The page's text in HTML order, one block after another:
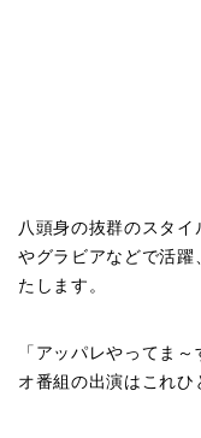
八頭身の抜群のスタ
やグラビアなどで活
たします。
「アッパレやってま
オ番組の出演はこれひ